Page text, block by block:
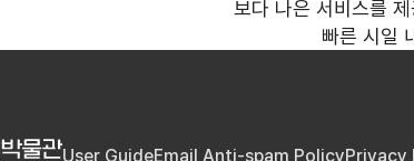
보다 나은 서비스를
빠른 시일
User GuideEmail Anti-spam PolicyPrivacy